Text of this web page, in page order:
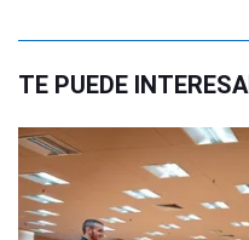
TE PUEDE